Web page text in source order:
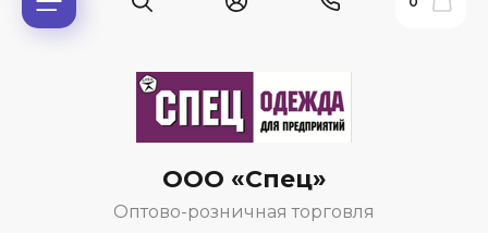
ООО «Спец»
Оптово-розничная торговля